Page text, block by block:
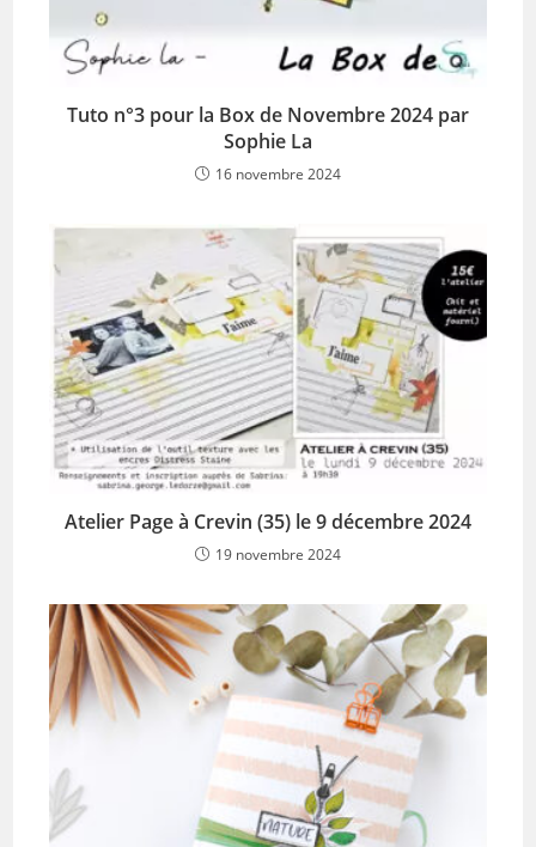
Tuto n°3 pour la Box de Novembre 2024 par
Sophie La
16 novembre 2024
Atelier Page à Crevin (35) le 9 décembre 2024
19 novembre 2024